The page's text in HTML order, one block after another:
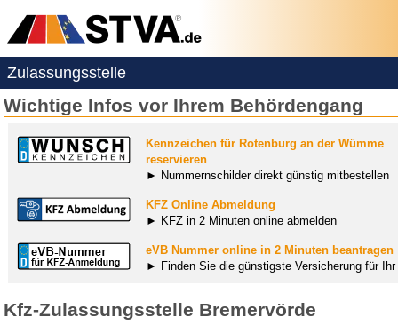
Zulassungsstelle
Wichtige Infos vor Ihrem Behördengang
Kennzeichen für Rotenburg an der Wümme
reservieren
► Nummernschilder direkt günstig mitbestellen
KFZ Online Abmeldung
► KFZ in 2 Minuten online abmelden
eVB Nummer online in 2 Minuten beantragen
► Finden Sie die günstigste Versicherung für
Kfz-Zulassungsstelle Bremervörde